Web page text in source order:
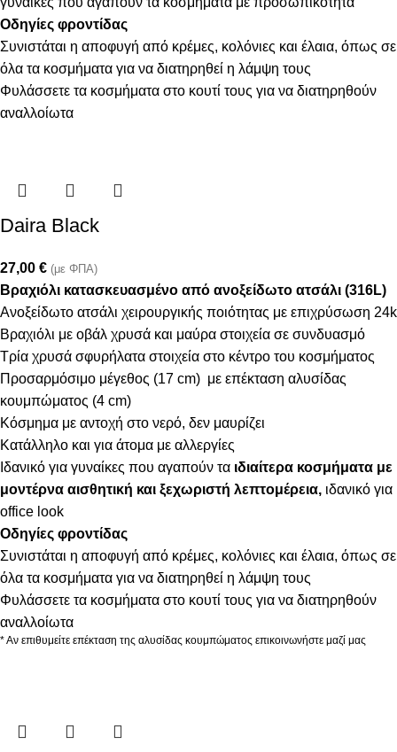
Οδηγίες φροντίδας
Συνιστάται η αποφυγή από κρέμες, κολόνιες και έλαια, όπως σε
όλα τα κοσμήματα για να διατηρηθεί η λάμψη τους
Φυλάσσετε τα κοσμήματα στο κουτί τους για να διατηρηθούν
αναλλοίωτα
Daira Black
27,00 € (με ΦΠΑ)
Βραχιόλι κατασκευασμένο από ανοξείδωτο ατσάλι (316L)
Ανοξείδωτο ατσάλι χειρουργικής ποιότητας με επιχρύσωση 24k
Βραχιόλι με οβάλ χρυσά και μαύρα στοιχεία σε συνδυασμό
Τρία χρυσά σφυρήλατα στοιχεία στο κέντρο του κοσμήματος
Προσαρμόσιμο μέγεθος (17 cm) με επέκταση αλυσίδας
κουμπώματος (4 cm)
Κόσμημα με αντοχή στο νερό, δεν μαυρίζει
Κατάλληλο και για άτομα με αλλεργίες
Ιδανικό για γυναίκες που αγαπούν τα ιδιαίτερα κοσμήματα με
μοντέρνα αισθητική και ξεχωριστή λεπτομέρεια, ιδανικό για
office look
Οδηγίες φροντίδας
Συνιστάται η αποφυγή από κρέμες, κολόνιες και έλαια, όπως σε
όλα τα κοσμήματα για να διατηρηθεί η λάμψη τους
Φυλάσσετε τα κοσμήματα στο κουτί τους για να διατηρηθούν
αναλλοίωτα
* Αν επιθυμείτε επέκταση της αλυσίδας κουμπώματος επικοινωνήστε μαζί μας